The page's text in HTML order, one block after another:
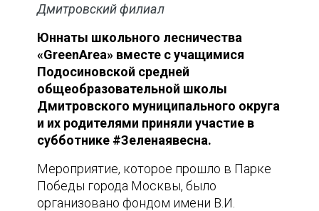
Дмитровский филиал
Юннаты школьного лесничества
«GreenArea» вместе с учащимися
Подосиновской средней
общеобразовательной школы
Дмитровского муниципального округа
и их родителями приняли участие в
субботнике #Зеленаявесна.
Мероприятие, которое прошло в Парке
Победы города Москвы, было
организовано фондом имени В.И.